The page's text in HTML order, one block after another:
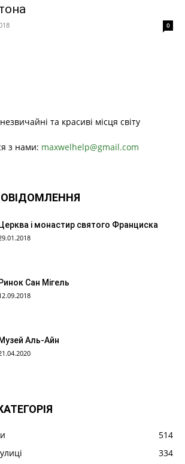
0
та красиві місця світу
з нами: maxwelhelp@gmail.com
Церква і монастир святого Франциска
Ринок Сан Мігель
Музей Аль-Айн
514
334